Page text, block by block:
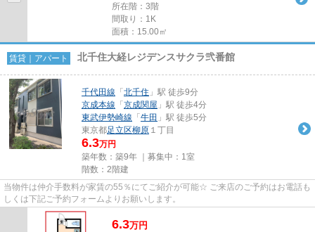
所在階：3階
間取り：1K
面積：15.00㎡
賃貸｜アパート 北千住大経レジデンスサクラ弐番館
千代田線 「 北千住 」駅 徒歩9分
京成本線 「 京成関屋 」駅 徒歩4分
東武伊勢崎線 「 牛田 」駅 徒歩5分
東京都足立区柳原 １丁目
6.3万円
築年数：築9年 ｜募集中： 1室
階数：2階建
当物件は仲介手数料が家賃の55％にてご紹介が可能☆ ご来店のご予約はお電話も
しくは下記ご予約フォームよりお願いします。
6.3万円